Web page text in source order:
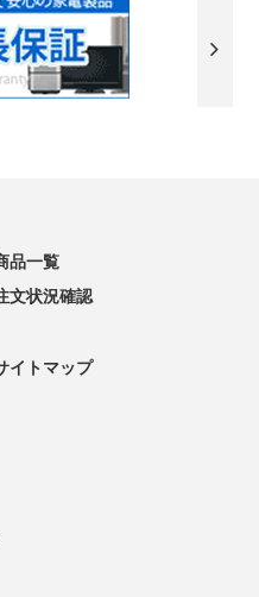
品一覧
文状況確認
イトマップ